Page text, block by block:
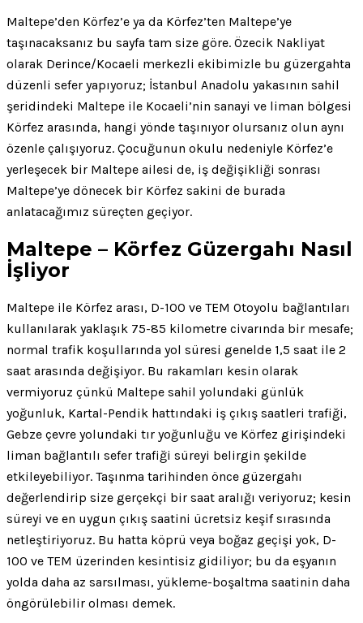
Maltepe’den Körfez’e ya da Körfez’ten Maltepe’ye
taşınacaksanız bu sayfa tam size göre. Özecik Nakliyat
olarak Derince/Kocaeli merkezli ekibimizle bu güzergahta
düzenli sefer yapıyoruz; İstanbul Anadolu yakasının sahil
şeridindeki Maltepe ile Kocaeli’nin sanayi ve liman bölgesi
Körfez arasında, hangi yönde taşınıyor olursanız olun aynı
özenle çalışıyoruz. Çocuğunun okulu nedeniyle Körfez’e
yerleşecek bir Maltepe ailesi de, iş değişikliği sonrası
Maltepe’ye dönecek bir Körfez sakini de burada
anlatacağımız süreçten geçiyor.
Maltepe – Körfez Güzergahı Nasıl
İşliyor
Maltepe ile Körfez arası, D-100 ve TEM Otoyolu bağlantıları
kullanılarak yaklaşık 75-85 kilometre civarında bir mesafe;
normal trafik koşullarında yol süresi genelde 1,5 saat ile 2
saat arasında değişiyor. Bu rakamları kesin olarak
vermiyoruz çünkü Maltepe sahil yolundaki günlük
yoğunluk, Kartal-Pendik hattındaki iş çıkış saatleri trafiği,
Gebze çevre yolundaki tır yoğunluğu ve Körfez girişindeki
liman bağlantılı sefer trafiği süreyi belirgin şekilde
etkileyebiliyor. Taşınma tarihinden önce güzergahı
değerlendirip size gerçekçi bir saat aralığı veriyoruz; kesin
süreyi ve en uygun çıkış saatini ücretsiz keşif sırasında
netleştiriyoruz. Bu hatta köprü veya boğaz geçişi yok, D-
100 ve TEM üzerinden kesintisiz gidiliyor; bu da eşyanın
yolda daha az sarsılması, yükleme-boşaltma saatinin daha
öngörülebilir olması demek.